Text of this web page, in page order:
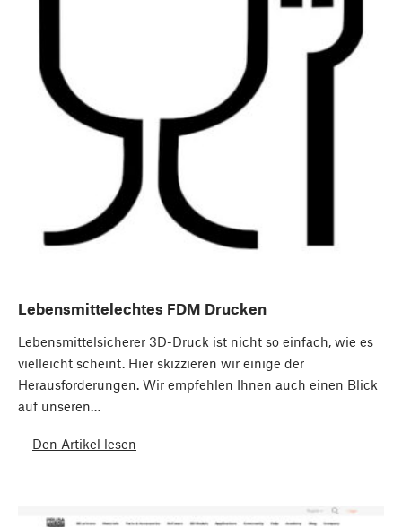
Lebensmittelechtes FDM Drucken
Lebensmittelsicherer 3D-Druck ist nicht so einfach, wie es
vielleicht scheint. Hier skizzieren wir einige der
Herausforderungen. Wir empfehlen Ihnen auch einen Blick
auf unseren…
Den Artikel lesen